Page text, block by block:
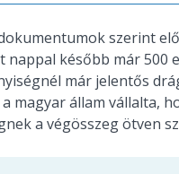
szerint
nappal később már
már jelentős
a magyar állam vállalta,
a végösszeg ötven